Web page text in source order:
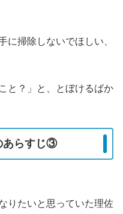
に掃除しないでほしい、
と？」と、とぼけるばか
あらすじ③
りたいと思っていた理佐